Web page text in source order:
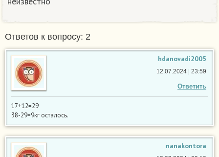
Ответов к вопросу: 2
hdanovadi2005
Ответить
12.07.2024 | 23:59
17+12=29
38-29=9кг осталось.
nanakontora